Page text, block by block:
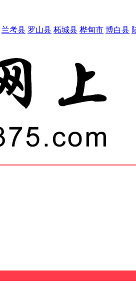
兰考县 罗山县 柘城县 桦甸市 博白县